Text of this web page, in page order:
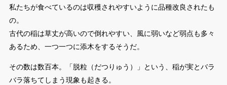
私たちが食べているのは収穫されやすいように品種改良されたも
の。
古代の稲は草丈が高いので倒れやすい、風に弱いなど弱点も多々
あるため、一つ一つに添木をするそうだ。
その数は数百本。「脱粒（だつりゅう）」という、稲が実とバラ
バラ落ちてしまう現象も起きる。